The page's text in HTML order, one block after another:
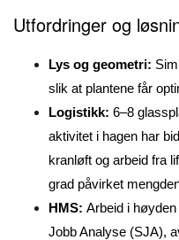
Utfordringer og
Lys og geometri:
slik at plantene får
Logistikk: 6–8
aktivitet i hagen har
kranløft og arbeid fra
grad påvirket
HMS: Arbeid i
Jobb Analyse (SJA),